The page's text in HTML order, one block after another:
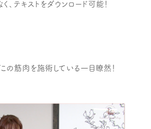
テキストをダウンロード可能！
の筋肉を施術している一目瞭然！